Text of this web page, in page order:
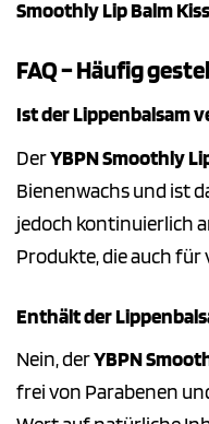
Smoothly Lip Balm
FAQ – Häufig
Ist der Lippenbalsam
DerYBPN Smoothly
Bienenwachs und ist
jedoch kontinuierlich
Produkte, die auch für
Enthält der
Nein, derYBPN
frei von Parabenen